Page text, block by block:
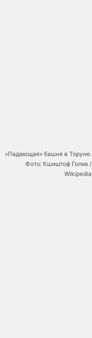
«Падающая» башня в Торуне.
Фото: Кшиштоф Голик /
Wikipedia